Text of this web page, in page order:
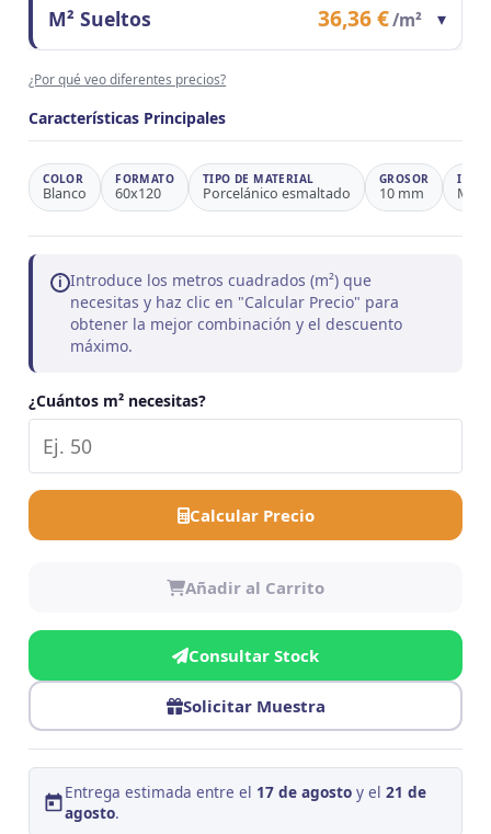
Observaciones
Ahorro 31,5%
M² Sueltos 36,36 €/m² ▾
Precio/m²
Observaciones
¿Por qué veo diferentes precios?
Características Principales
COLOR
Blanco
FORMATO
60x120
TIPO DE MATERIAL
Porcelánico esmaltado
GROSOR
10 mm
i Introduce los metros cuadrados (m²) que
necesitas y haz clic en "Calcular Precio" para
obtener la mejor combinación y el descuento
máximo.
¿Cuántos m² necesitas?
Calcular Precio
Añadir al Carrito
Solicitar Muestra
Consultar Stock
Entrega estimada entre el 17 de agosto y el21 de
agosto.